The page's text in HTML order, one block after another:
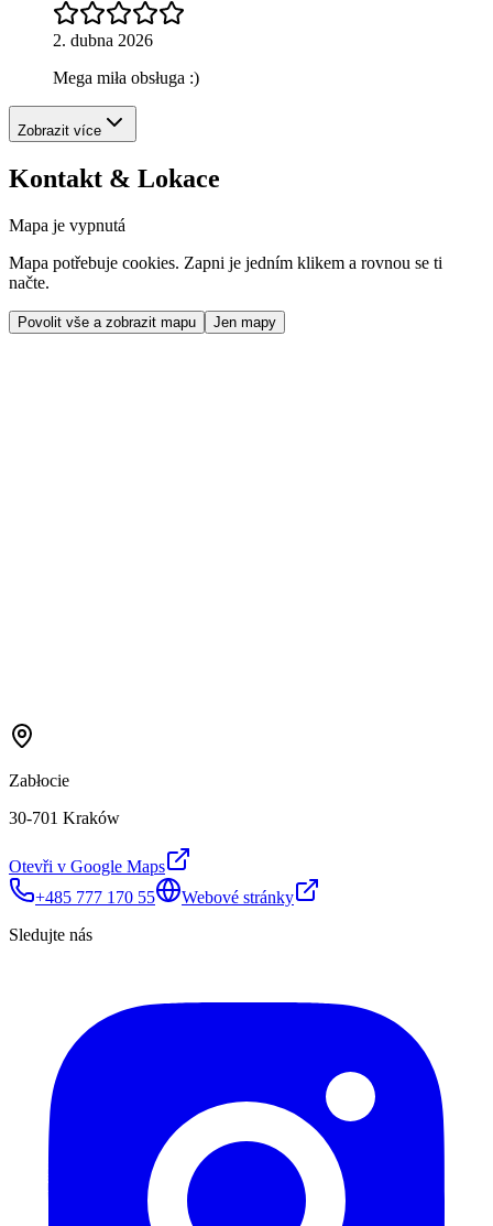
2. dubna 2026
Mega miła obsługa :)
Zobrazit více
Kontakt & Lokace
Mapa je vypnutá
Mapa potřebuje cookies. Zapni je jedním klikem a rovnou se ti
načte.
Povolit vše a zobrazit mapu Jen mapy
Zabłocie
30-701 Kraków
Otevři v Google Maps
+485 777 170 55
Webové stránky
Sledujte nás